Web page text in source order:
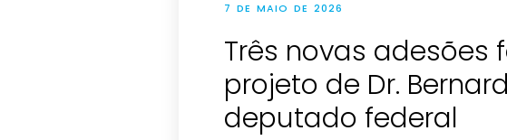
7 DE MAIO DE 2026
Três novas adesões
projeto de Dr.
deputado federal